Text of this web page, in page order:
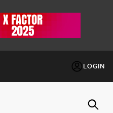
LOGIN
FACTOR